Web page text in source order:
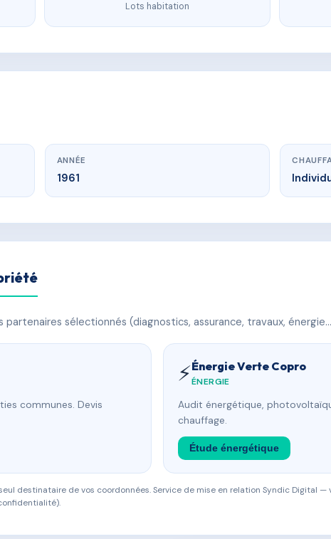
Lots habitation
ANNÉE
1961
sélectionnés (diagnostics, assurance, travaux,
communes. Devis
⚡Énergie Verte Copro
ÉNERGIE
Audit énergétique,
chauffage.
Étude énergétique
destinataire de vos coordonnées. Service de mise en relation Syndic Digital